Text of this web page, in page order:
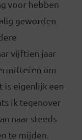
voor hebben
geworden
vijftien jaar
om
is eigenlijk een
ik tegenover
naar steeds
te mijden.